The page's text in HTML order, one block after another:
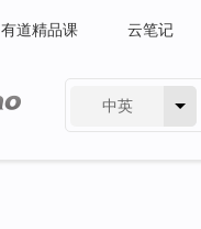
有道精品课 云笔记
中英